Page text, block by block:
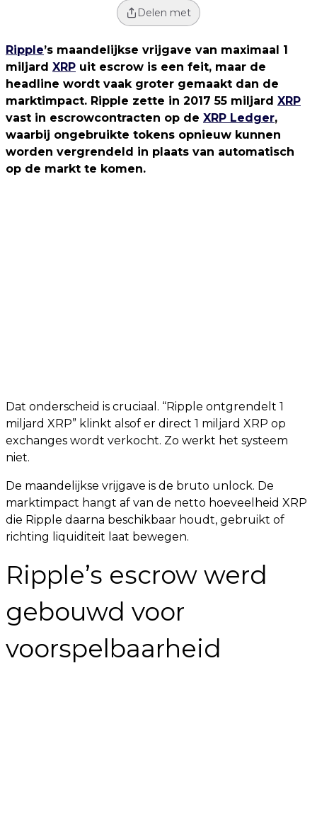
Delen met
Ripple’s maandelijkse vrijgave van maximaal 1
miljard XRP uit escrow is een feit, maar de
headline wordt vaak groter gemaakt dan de
marktimpact. Ripple zette in 2017 55 miljard XRP
vast in escrowcontracten op de XRP Ledger,
waarbij ongebruikte tokens opnieuw kunnen
worden vergrendeld in plaats van automatisch
op de markt te komen.
Dat onderscheid is cruciaal. “Ripple ontgrendelt 1
miljard XRP” klinkt alsof er direct 1 miljard XRP op
exchanges wordt verkocht. Zo werkt het systeem
niet.
De maandelijkse vrijgave is de bruto unlock. De
marktimpact hangt af van de netto hoeveelheid XRP
die Ripple daarna beschikbaar houdt, gebruikt of
richting liquiditeit laat bewegen.
Ripple’s escrow werd
gebouwd voor
voorspelbaarheid